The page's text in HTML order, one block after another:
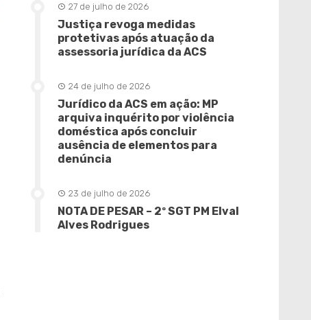
27 de julho de 2026
Justiça revoga medidas
protetivas após atuação da
assessoria jurídica da ACS
24 de julho de 2026
Jurídico da ACS em ação: MP
arquiva inquérito por violência
doméstica após concluir
ausência de elementos para
denúncia
23 de julho de 2026
NOTA DE PESAR – 2º SGT PM Elval
Alves Rodrigues